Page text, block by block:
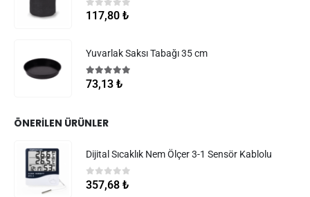
0 5 üzerinden
117,80 ₺
Yuvarlak Saksı Tabağı 35 cm
5.005 üzerinden
73,13 ₺
ÖNERILEN ÜRÜNLER
Dijital Sıcaklık Nem Ölçer 3-1 Sensör Kablolu
05 üzerinden
357,68 ₺